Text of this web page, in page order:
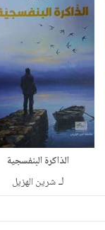
الذاكرة البنفسجية
لـشرين الهزيل